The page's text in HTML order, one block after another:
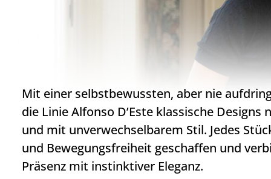
Mit einer selbstbewussten, aber nie
die Linie Alfonso D’Este klassische
und mit unverwechselbarem Stil. Jedes
und Bewegungsfreiheit geschaffen und
Präsenz mit instinktiver Eleganz.